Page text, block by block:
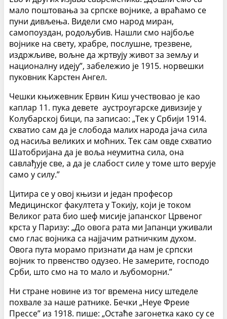
мало поштовања за српске војнике, а враћамо се
пуни дивљења. Видели смо народ миран,
самопоуздан, родољубив. Нашли смо најбоље
војнике на свету, храбре, послушне, трезвене,
издржљиве, вољне да жртвују живот за земљу и
националну идеју”, забележио је 1915. норвешки
пуковник Карстен Ангел.
Чешки књижевник Ервин Киш учествовао је као
каплар 11. пука девете аустроугарске дивизије у
Колубарској бици, па записао: „Тек у Србији 1914.
схватио сам да је слобода малих народа јача сила
од насиља великих и моћних. Тек сам овде схватио
Шатобријана да је воља неумитна сила, она
савлађује све, а да је слабост силе у томе што верује
само у силу.”
Цитира се у овој књизи и један професор
Медицинског факултета у Токију, који је током
Великог рата био шеф мисије јапанског Црвеног
крста у Паризу: „До овога рата ми Јапанци уживали
смо глас војника са најјачим ратничким духом.
Овога пута морамо признати да нам је српски
војник то првенство одузео. Не замерите, господо
Срби, што смо на то мало и љубоморни.”
Ни стране новине из тог времена нису штеделе
похвале за наше ратнике. Бечки „Неуе Фреие
Прессе” из 1918. пише: „Остаће загонетка како су се